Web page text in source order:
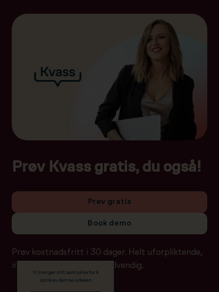
Prøv Kvass gratis, du også!
Prøv gratis
Book demo
Prøv kostnadsfritt i 30 dager. Helt uforpliktende,
ingen betalingsdetaljer nødvendig.
Vi trenger ditt samtykke for å
spille av denne videoen